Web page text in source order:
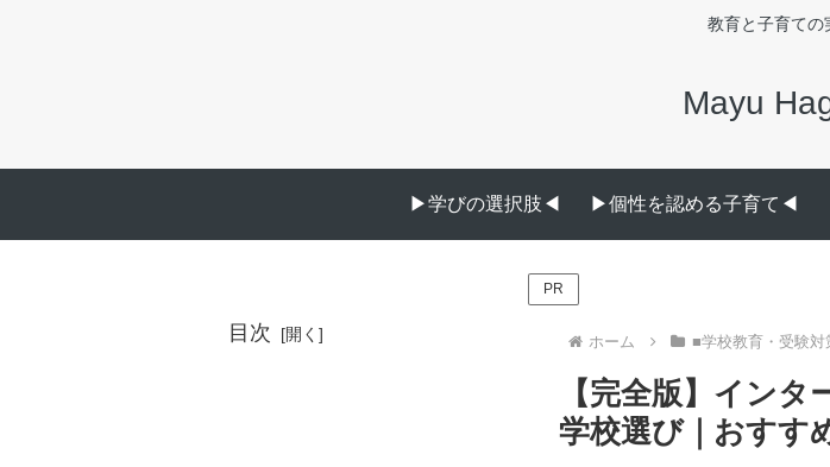
教育と子育ての
Mayu
▶︎学びの選択肢◀︎ ▶︎個性を認める子育て◀︎
PR
ホーム ■学校教育・受験対
【完全版】イン
学校選び｜おすす
目次